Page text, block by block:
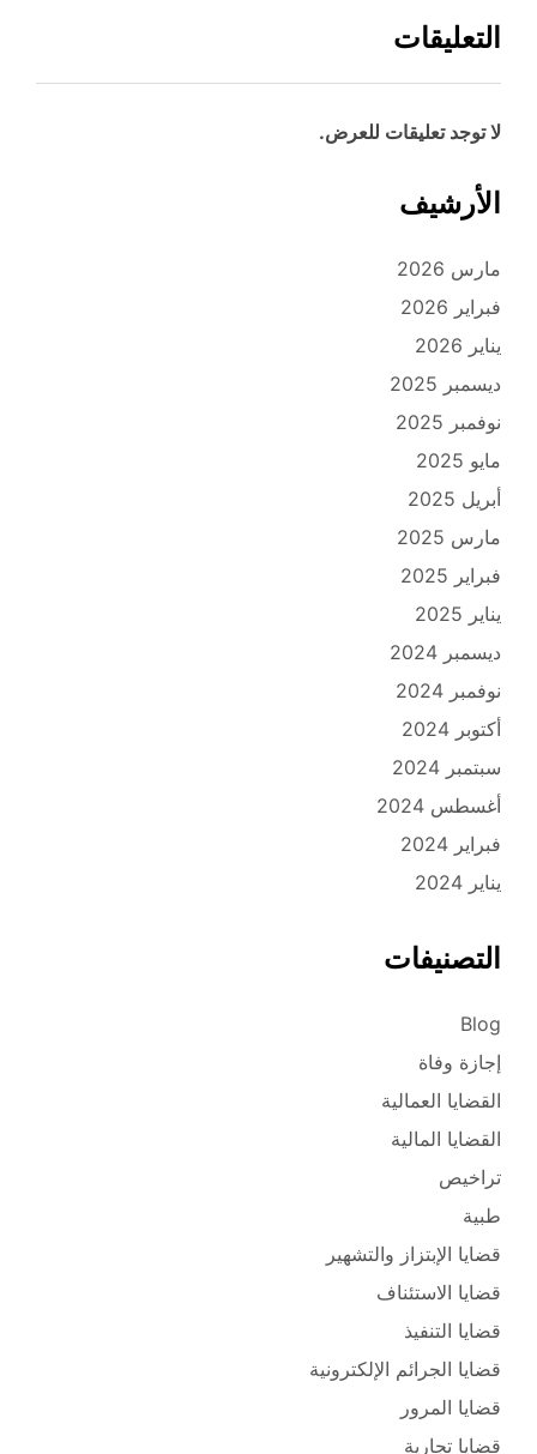
التعليقات
لا توجد تعليقات للعرض.
الأرشيف
مارس 2026
فبراير 2026
يناير 2026
ديسمبر 2025
نوفمبر 2025
مايو 2025
أبريل 2025
مارس 2025
فبراير 2025
يناير 2025
ديسمبر 2024
نوفمبر 2024
أكتوبر 2024
سبتمبر 2024
أغسطس 2024
فبراير 2024
يناير 2024
التصنيفات
Blog
إجازة وفاة
القضايا العمالية
القضايا المالية
تراخيص
طبية
قضايا الإبتزاز والتشهير
قضايا الاستئناف
قضايا التنفيذ
قضايا الجرائم الإلكترونية
قضايا المرور
قضايا تجارية